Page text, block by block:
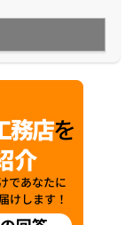
れたいという方